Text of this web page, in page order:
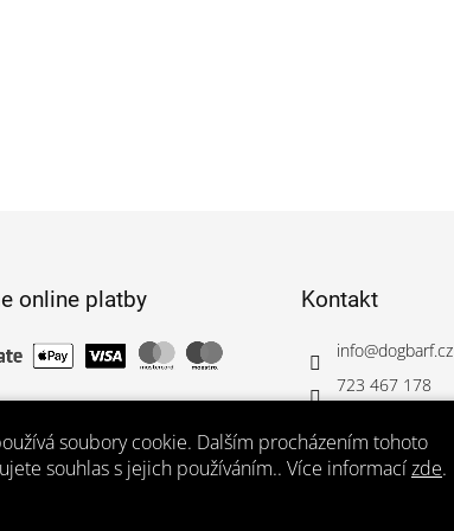
soubory cookie. Dalším procházením tohoto
souhlas s jejich používáním.. Více informacízde.
online platby Kontakt
info@dogbarf.cz
723 467 178
dogbarf_cz/